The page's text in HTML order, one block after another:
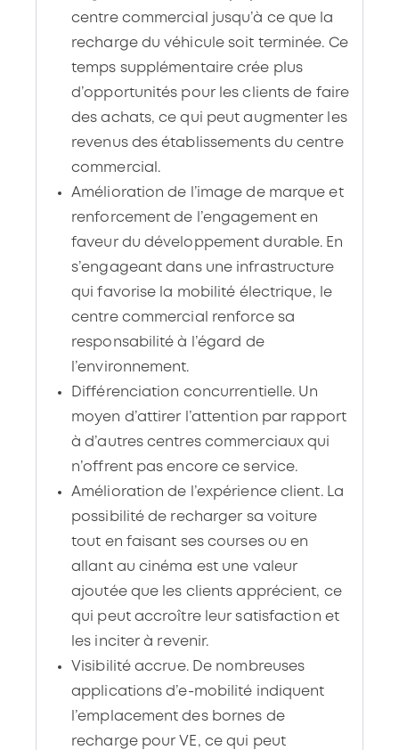
recharge du véhicule soit terminée. Ce
temps supplémentaire crée plus
d’opportunités pour les clients de faire
des achats, ce qui peut augmenter les
revenus des établissements du centre
commercial.
Amélioration de l’image de marque et
renforcement de l’engagement en
faveur du développement durable. En
s’engageant dans une infrastructure
qui favorise la mobilité électrique, le
centre commercial renforce sa
responsabilité à l’égard de
l’environnement.
Différenciation concurrentielle. Un
moyen d’attirer l’attention par rapport
à d’autres centres commerciaux qui
n’offrent pas encore ce service.
Amélioration de l’expérience client. La
possibilité de recharger sa voiture
tout en faisant ses courses ou en
allant au cinéma est une valeur
ajoutée que les clients apprécient, ce
qui peut accroître leur satisfaction et
les inciter à revenir.
Visibilité accrue. De nombreuses
applications d’e-mobilité indiquent
l’emplacement des bornes de
recharge pour VE, ce qui peut
accroître la portée du site commercial